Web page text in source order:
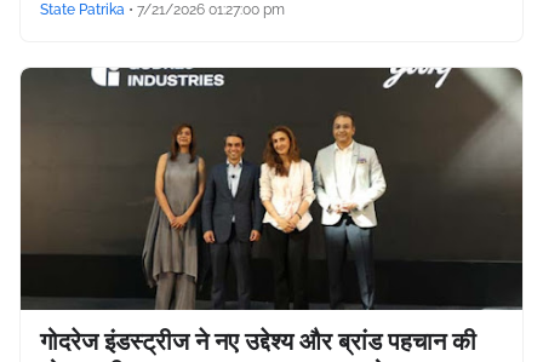
State Patrika • 7/21/2026 01:27:00 pm
गोदरेज इंडस्ट्रीज ने नए उद्देश्य और ब्रांड पहचान की